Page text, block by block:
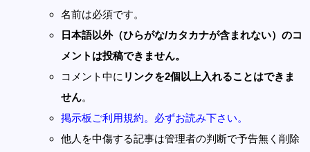
名前は必須です。
日本語以外（ひらがな/カタカナが含まれない）のコ
メントは投稿できません。
コメント中に リンクを2個以上入れることはできま
せん。
掲示板ご利用規約。必ずお読み下さい。
他人を中傷する記事は管理者の判断で予告無く削除